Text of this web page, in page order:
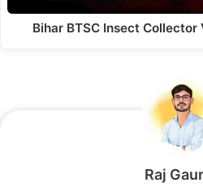
Bihar BTSC Insect Collector
Raj